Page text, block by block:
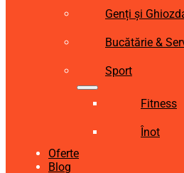
Genți și
Bucătărie &
Sport
Fitness
Înot
Oferte
Blog